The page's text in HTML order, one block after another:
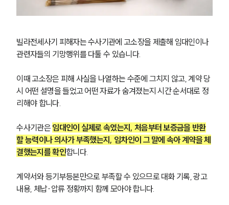
빌라전세사기 피해자는 수사기관에 고소장을 제출해 임대인이나
관련자들의 기망행위를 다툴 수 있습니다.
이때 고소장은 피해 사실을 나열하는 수준에 그치지 않고, 계약 당
시 어떤 설명을 들었고 어떤 자료가 숨겨졌는지 시간 순서대로 정
리해야 합니다.
수사기관은 임대인이 실제로 속였는지, 처음부터 보증금을 반환
할 능력이나 의사가 부족했는지, 임차인이 그 말에 속아 계약을 체
결했는지를 확인합니다.
계약서와 등기부등본만으로 부족할 수 있으므로 대화 기록, 광고
내용, 체납·압류 정황까지 함께 모아야 합니다.